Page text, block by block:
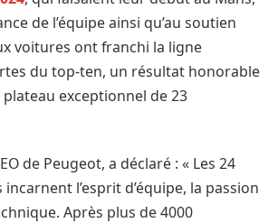
de l’équipe ainsi qu’au soutien
voitures ont franchi la ligne
du top-ten, un résultat honorable
exceptionnel de 23
de Peugeot, a déclaré : « Les 24
l’esprit d’équipe, la passion
Après plus de 4000